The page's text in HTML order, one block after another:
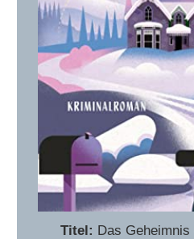
Titel: Das Geheimnis